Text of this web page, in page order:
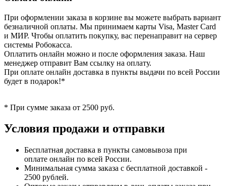
При оформлении заказа в корзине вы можете выбрать вариант
безналичной оплаты. Мы принимаем карты Visa, Master Card
и МИР. Чтобы оплатить покупку, вас перенаправит на сервер
системы Робокасса.
Оплатить онлайн можно и после оформления заказа. Наш
менеджер отправит Вам ссылку на оплату.
При оплате онлайн доставка в пункты выдачи по всей России
будет в подарок!*
* При сумме заказа от 2500 руб.
Условия продажи и отправки
Бесплатная доставка в пункты самовывоза при
оплате онлайн по всей России.
Минимальная сумма заказа с бесплатной доставкой -
2500 рублей.